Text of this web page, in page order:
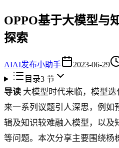
OPPO基于大模型与
探索
AIAI发布小助手 2023-06-29
目录3节
导读 大模型时代来临，模型
来一系列议题引人深思，例如
辑及知识较难融入模型，以及
等问题。本次分享主要围绕杨